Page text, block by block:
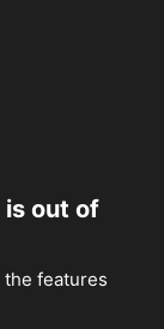
is out of
features